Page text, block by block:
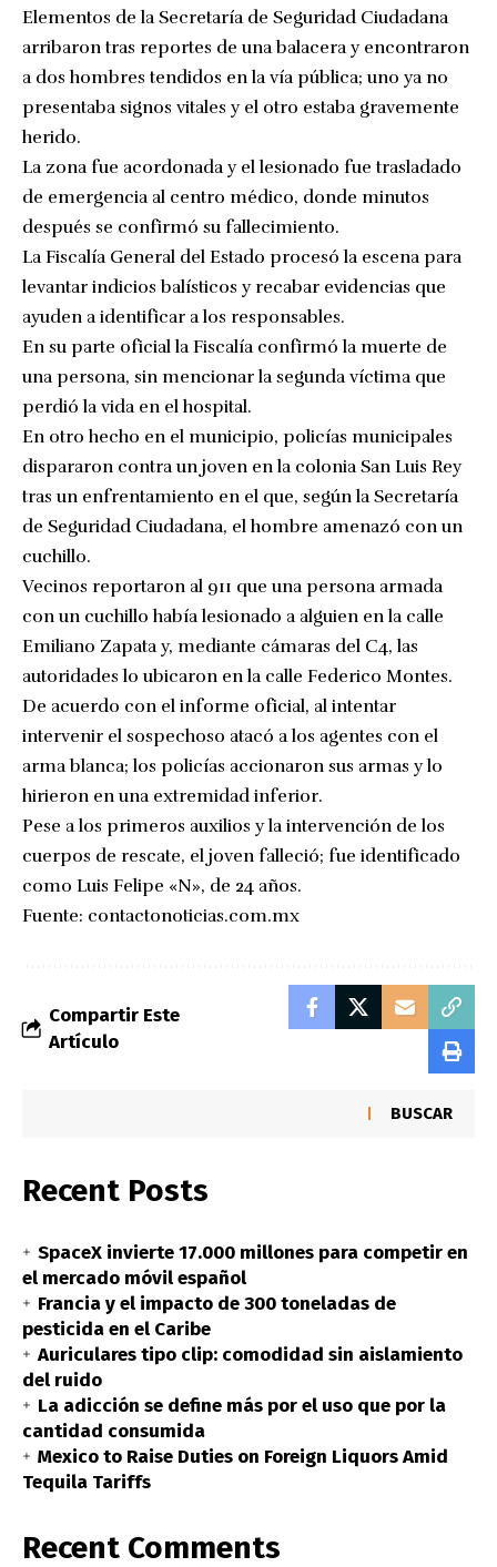
Elementos de la Secretaría de Seguridad Ciudadana
arribaron tras reportes de una balacera y encontraron
a dos hombres tendidos en la vía pública; uno ya no
presentaba signos vitales y el otro estaba gravemente
herido.
La zona fue acordonada y el lesionado fue trasladado
de emergencia al centro médico, donde minutos
después se confirmó su fallecimiento.
La Fiscalía General del Estado procesó la escena para
levantar indicios balísticos y recabar evidencias que
ayuden a identificar a los responsables.
En su parte oficial la Fiscalía confirmó la muerte de
una persona, sin mencionar la segunda víctima que
perdió la vida en el hospital.
En otro hecho en el municipio, policías municipales
dispararon contra un joven en la colonia San Luis Rey
tras un enfrentamiento en el que, según la Secretaría
de Seguridad Ciudadana, el hombre amenazó con un
cuchillo.
Vecinos reportaron al 911 que una persona armada
con un cuchillo había lesionado a alguien en la calle
Emiliano Zapata y, mediante cámaras del C4, las
autoridades lo ubicaron en la calle Federico Montes.
De acuerdo con el informe oficial, al intentar
intervenir el sospechoso atacó a los agentes con el
arma blanca; los policías accionaron sus armas y lo
hirieron en una extremidad inferior.
Pese a los primeros auxilios y la intervención de los
cuerpos de rescate, el joven falleció; fue identificado
como Luis Felipe «N», de 24 años.
Fuente: contactonoticias.com.mx
Compartir Este
Artículo
BUSCAR
Recent Posts
SpaceX invierte 17.000 millones para competir en
el mercado móvil español
Francia y el impacto de 300 toneladas de
pesticida en el Caribe
Auriculares tipo clip: comodidad sin aislamiento
del ruido
La adicción se define más por el uso que por la
cantidad consumida
Mexico to Raise Duties on Foreign Liquors Amid
Tequila Tariffs
Recent Comments